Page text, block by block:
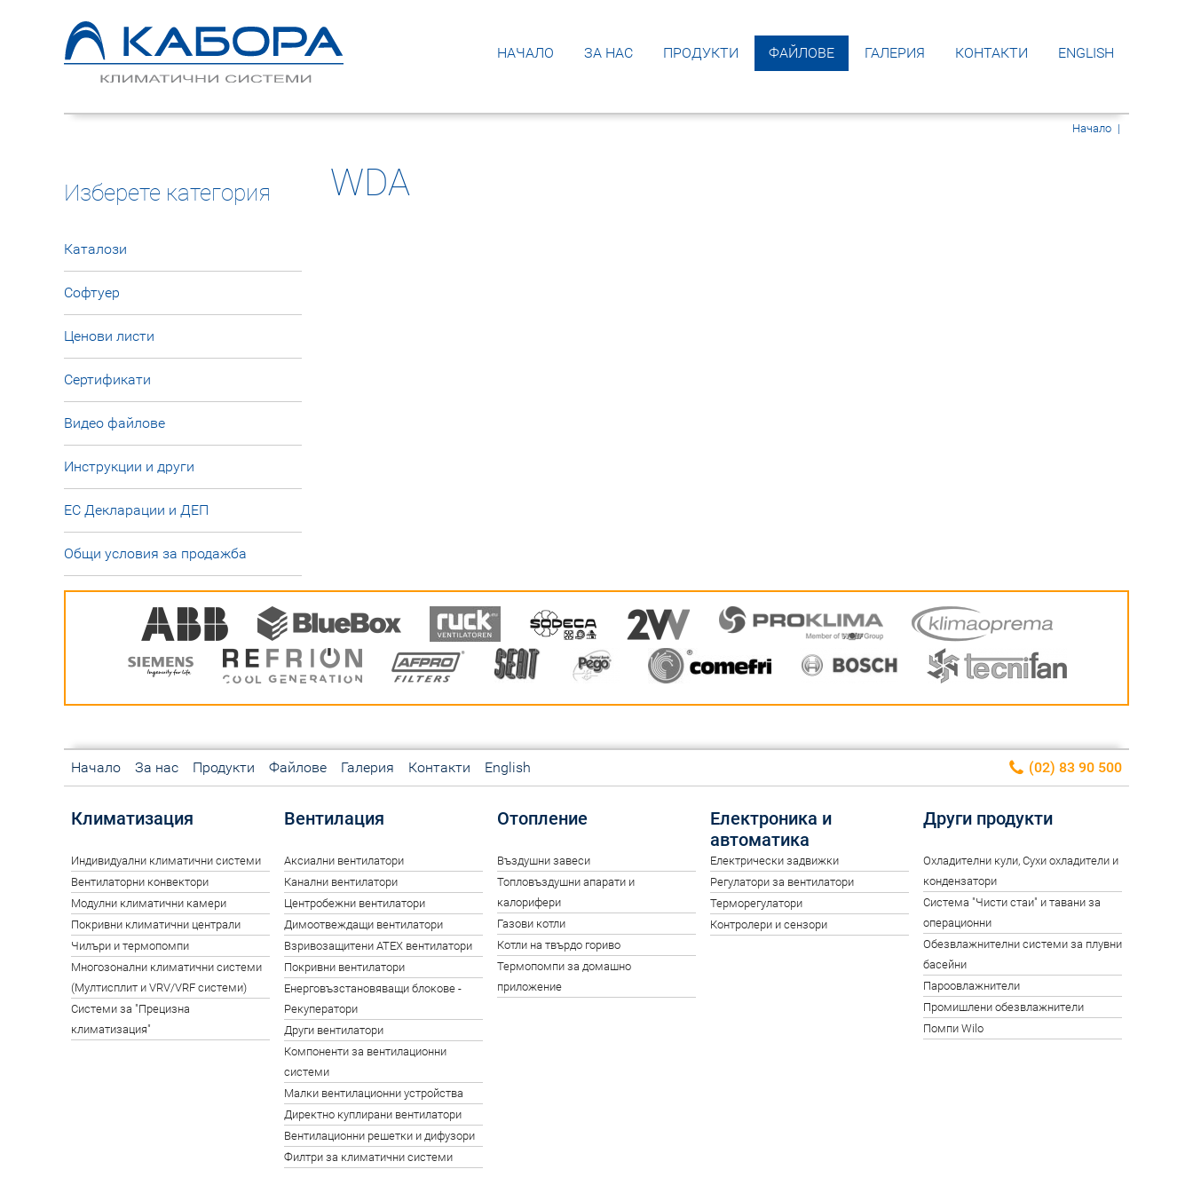
НАЧАЛО ЗА НАС ПРОДУКТИ ФАЙЛОВЕ ГАЛЕРИЯ КОНТАКТИ ENGLISH
Начало |
WDA
Изберете категория
Каталози
Софтуер
Ценови листи
Сертификати
Видео файлове
Инструкции и други
ЕС Декларации и ДЕП
Общи условия за продажба
Начало За нас Продукти Файлове Галерия Контакти English (02) 83 90 500
Климатизация
Индивидуални климатични системи
Вентилаторни конвектори
Модулни климатични камери
Покривни климатични централи
Чилъри и термопомпи
Многозонални климатични системи
(Мултисплит и VRV/VRF системи)
Системи за "Прецизна
климатизация"
Вентилация
Аксиални вентилатори
Канални вентилатори
Центробежни вентилатори
Димоотвеждащи вентилатори
Взривозащитени ATEX вентилатори
Покривни вентилатори
Енерговъзстановяващи блокове -
Рекуператори
Други вентилатори
Компоненти за вентилационни
системи
Малки вентилационни устройства
Директно куплирани вентилатори
Вентилационни решетки и дифузори
Филтри за климатични системи
Отопление
Въздушни завеси
Топловъздушни апарати и
калорифери
Газови котли
Котли на твърдо гориво
Термопомпи за домашно
приложение
Електроника и
автоматика
Електрически задвижки
Регулатори за вентилатори
Терморегулатори
Контролери и сензори
Други продукти
Oхладителни кули, Сухи охладители и
кондензатори
Система "Чисти стаи" и тавани за
операционни
Обезвлажнителни системи за плувни
басейни
Пароовлажнители
Промишлени обезвлажнители
Помпи Wilo